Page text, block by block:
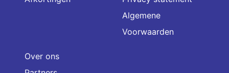
Algemene
Voorwaarden
Over ons